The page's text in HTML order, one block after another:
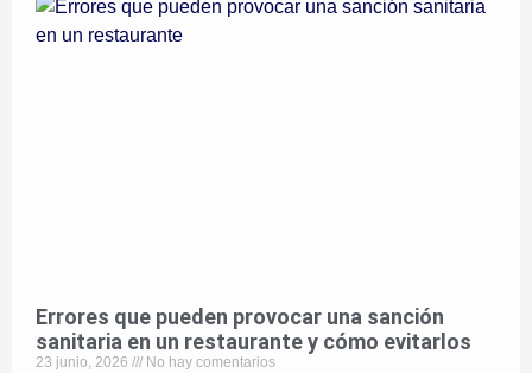
Errores que pueden provocar una sanción
sanitaria en un restaurante y cómo evitarlos
23 junio, 2026 No hay comentarios